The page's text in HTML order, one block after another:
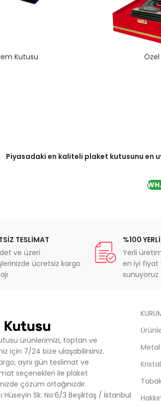
Kutusu
Piyasadaki en kaliteli plaket kutusunu en
TESLİMAT
ve üzeri
ücretsiz kargo
%100
Yerli
en iyi fiyat
sunuyoruz
ürünlerimizi, toptan ve
için 7/24 bize ulaşabilirsiniz.
aynı gün teslimat ve
seçenekleri ile plaket
çözüm ortağınızdır.
Hüseyin Sk. No:6/3 Beşiktaş / İstanbul